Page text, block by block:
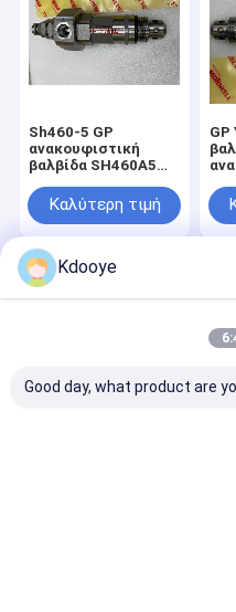
Sh460-5 GP
ανακουφιστική
βαλβίδα SH460A5
KATO HD1430
hd1430-3
Καλύτερη τιμή
GP
Σελίδα
εμείς
Sitemap
Equipment Co.,
Kdooye
Good day, what product are